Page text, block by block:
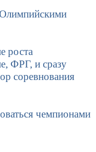
Олимпийскими
роста
ФРГ, и сразу
соревнования
чемпионами